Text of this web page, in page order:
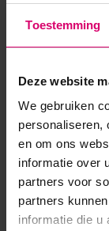
Toestemming
Deze website
We gebruiken
personaliseren,
en om ons
informatie over
partners voor
partners
informatie die u
Product
SKU